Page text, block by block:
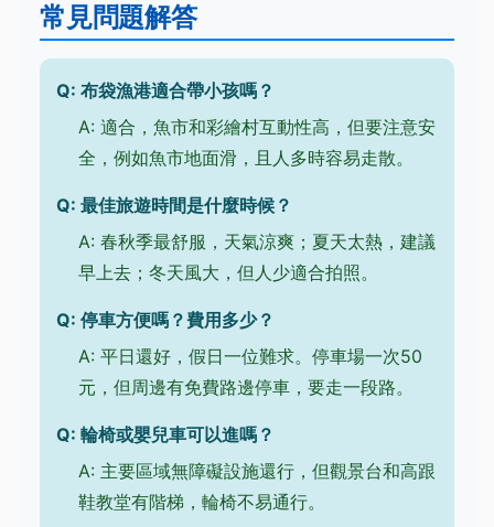
常見問題解答
Q: 布袋漁港適合帶小孩嗎？
A: 適合，魚市和彩繪村互動性高，但要注意安
全，例如魚市地面滑，且人多時容易走散。
Q: 最佳旅遊時間是什麼時候？
A: 春秋季最舒服，天氣涼爽；夏天太熱，建議
早上去；冬天風大，但人少適合拍照。
Q: 停車方便嗎？費用多少？
A: 平日還好，假日一位難求。停車場一次50
元，但周邊有免費路邊停車，要走一段路。
Q: 輪椅或嬰兒車可以進嗎？
A: 主要區域無障礙設施還行，但觀景台和高跟
鞋教堂有階梯，輪椅不易通行。